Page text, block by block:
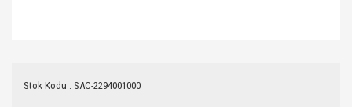
Stok Kodu : SAC-2294001000